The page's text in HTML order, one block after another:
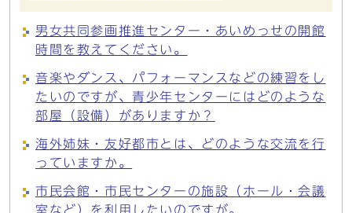
男女共同参画推進センター・あいめっせの開館
時間を教えてください。
音楽やダンス、パフォーマンスなどの練習をし
たいのですが、青少年センターにはどのような
部屋（設備）がありますか？
海外姉妹・友好都市とは、どのような交流を行
っていますか。
市民会館・市民センターの施設（ホール・会議
室など）を利用したいのですが。